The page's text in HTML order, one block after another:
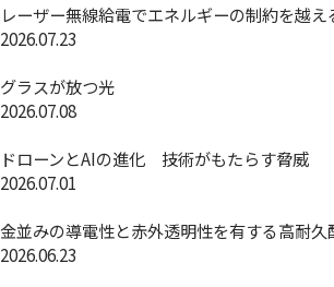
レーザー無線給電でエネルギーの制約を越え
2026.07.23
グラスが放つ光
2026.07.08
ドローンとAIの進化 技術がもたらす脅威
2026.07.01
金並みの導電性と赤外透明性を有する高耐久
2026.06.23